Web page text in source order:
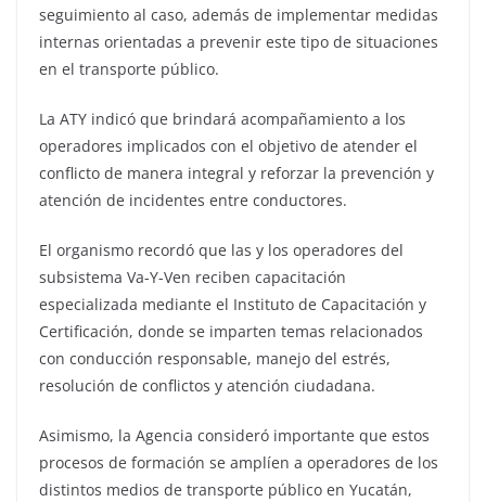
seguimiento al caso, además de implementar medidas
internas orientadas a prevenir este tipo de situaciones
en el transporte público.
La ATY indicó que brindará acompañamiento a los
operadores implicados con el objetivo de atender el
conflicto de manera integral y reforzar la prevención y
atención de incidentes entre conductores.
El organismo recordó que las y los operadores del
subsistema Va-Y-Ven reciben capacitación
especializada mediante el Instituto de Capacitación y
Certificación, donde se imparten temas relacionados
con conducción responsable, manejo del estrés,
resolución de conflictos y atención ciudadana.
Asimismo, la Agencia consideró importante que estos
procesos de formación se amplíen a operadores de los
distintos medios de transporte público en Yucatán,